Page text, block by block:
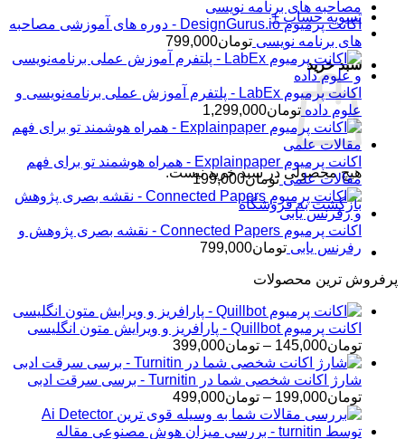
تسویه حساب +
سبد خرید
هیچ محصولی در سبد خرید نیست.
بازگشت به فروشگاه
تومان349,000
اکانت پرمیوم DesignGurus.io - دوره ‌های آموزشی مصاحبه
‌های برنامه نویسی تومان799,000
اکانت پرمیوم LabEx - پلتفرم آموزش عملی برنامه‌نویسی و
علوم داده تومان1,299,000
اکانت پرمیوم Explainpaper - همراه هوشمند تو برای فهم
مقالات علمی تومان199,000
اکانت پرمیوم Connected Papers - نقشه بصری پژوهش و
رفرنس یابی تومان799,000
پرفروش ترین محصولات
اکانت پرمیوم Quillbot - پارافریز و ویرایش متون انگلیسی
تومان145,000
– تومان399,000محدوده
قیمت:
تومان145,000
تا
تومان399,000
شارژ اکانت شخصی شما در Turnitin - برسی سرقت ادبی
تومان199,000
– تومان499,000محدوده
قیمت:
تومان199,000